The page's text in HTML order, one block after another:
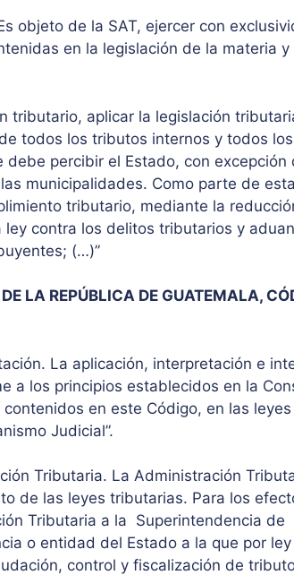
objeto de la SAT, ejercer con
en la legislación de la materia y
tributario, aplicar la legislación
todos los tributos internos y todos
debe percibir el Estado, con excepción
municipalidades. Como parte de
tributario, mediante la
contra los delitos tributarios y
(…)”
LA REPÚBLICA DE GUATEMALA,
La aplicación, interpretación e
a los principios establecidos en la
en este Código, en las leyes
Judicial”.
Tributaria. La Administración
de las leyes tributarias. Para los
Tributaria a la Superintendencia de
o entidad del Estado a la que por ley
control y fiscalización de